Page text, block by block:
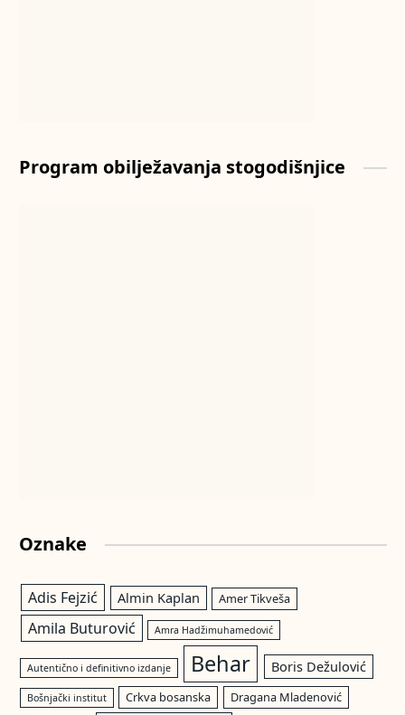
Program obilježavanja stogodišnjice
Oznake
Adis Fejzić Almin Kaplan Amer Tikveša
Amila Buturović Amra Hadžimuhamedović
Autentično i definitivno izdanje Behar Boris Dežulović
Bošnjački institut Crkva bosanska Dragana Mladenović